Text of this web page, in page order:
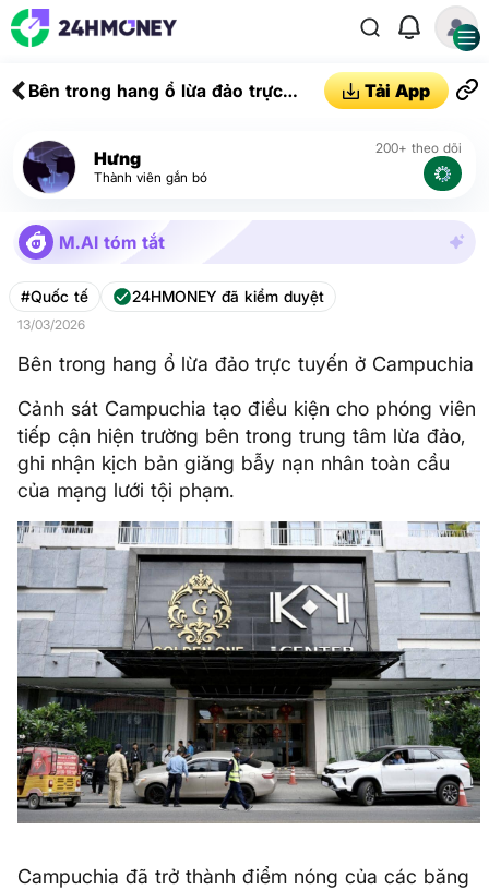
Bên trong hang ổ lừa đảo trực
Tải App
Hưng
Thành viên gắn bó
200+ theo dõi
M.AI tóm tắt
#Quốc tế 24HMONEY đã kiểm duyệt
13/03/2026
Bên trong hang ổ lừa đảo trực tuyến ở Campuchia
Cảnh sát Campuchia tạo điều kiện cho phóng viên
tiếp cận hiện trường bên trong trung tâm lừa đảo,
ghi nhận kịch bản giăng bẫy nạn nhân toàn cầu
của mạng lưới tội phạm.
Campuchia đã trở thành điểm nóng của các băng